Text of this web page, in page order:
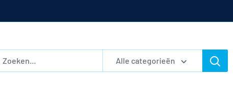
Alle categorieën